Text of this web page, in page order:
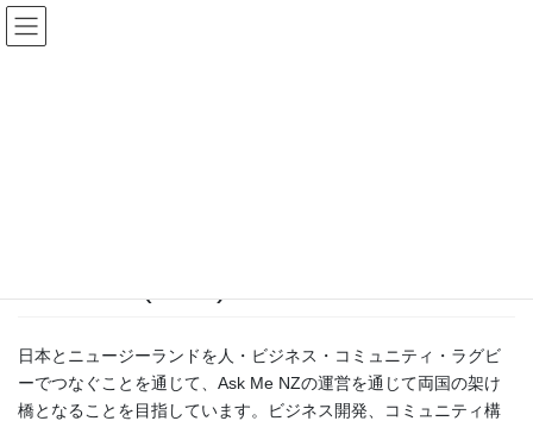
コ
ン
ナ
ビ
日本とニュージーランドを人・ビジネス・コミュニティ・ラグビ
ーでつなぐことを通じて、Ask Me NZの運営を通じて両国の架け
橋となることを目指しています。ビジネス開発、コミュニティ構